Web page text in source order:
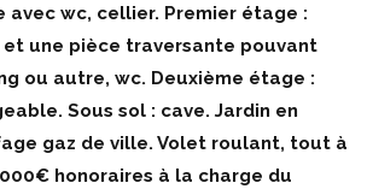
avec wc, cellier. Premier étage :
et une pièce traversante pouvant
ou autre, wc. Deuxième étage :
Sous sol : cave. Jardin en
gaz de ville. Volet roulant, tout à
honoraires à la charge du